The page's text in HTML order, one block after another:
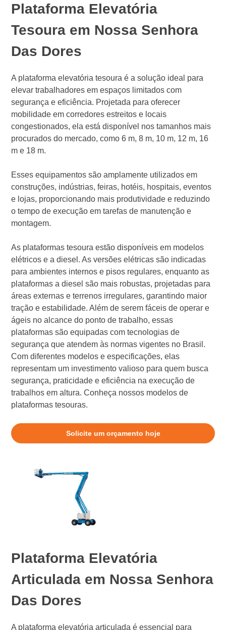
Plataforma Elevatória
Tesoura em Nossa Senhora
Das Dores
A plataforma elevatória tesoura é a solução ideal para
elevar trabalhadores em espaços limitados com
segurança e eficiência. Projetada para oferecer
mobilidade em corredores estreitos e locais
congestionados, ela está disponível nos tamanhos mais
procurados do mercado, como 6 m, 8 m, 10 m, 12 m, 16
m e 18 m.
Esses equipamentos são amplamente utilizados em
construções, indústrias, feiras, hotéis, hospitais, eventos
e lojas, proporcionando mais produtividade e reduzindo
o tempo de execução em tarefas de manutenção e
montagem.
As plataformas tesoura estão disponíveis em modelos
elétricos e a diesel. As versões elétricas são indicadas
para ambientes internos e pisos regulares, enquanto as
plataformas a diesel são mais robustas, projetadas para
áreas externas e terrenos irregulares, garantindo maior
tração e estabilidade. Além de serem fáceis de operar e
ágeis no alcance do ponto de trabalho, essas
plataformas são equipadas com tecnologias de
segurança que atendem às normas vigentes no Brasil.
Com diferentes modelos e especificações, elas
representam um investimento valioso para quem busca
segurança, praticidade e eficiência na execução de
trabalhos em altura. Conheça nossos modelos de
plataformas tesouras.
Solicite um orçamento hoje
Plataforma Elevatória
Articulada em Nossa Senhora
Das Dores
A plataforma elevatória articulada é essencial para